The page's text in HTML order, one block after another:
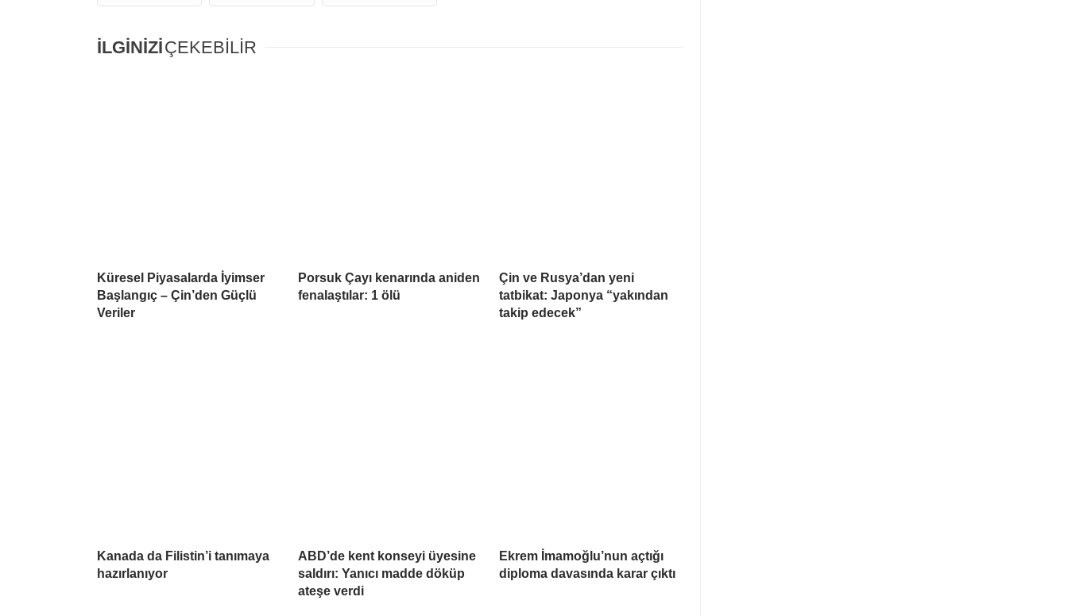
İLGİNİZİÇEKEBİLİR
Küresel Piyasalarda İyimser
Başlangıç – Çin’den Güçlü
Veriler
Porsuk Çayı kenarında aniden
fenalaştılar: 1 ölü
Çin ve Rusya’dan yeni
tatbikat: Japonya “yakından
takip edecek”
Kanada da Filistin’i tanımaya
hazırlanıyor
ABD’de kent konseyi üyesine
saldırı: Yanıcı madde döküp
ateşe verdi
Ekrem İmamoğlu’nun açtığı
diploma davasında karar çıktı